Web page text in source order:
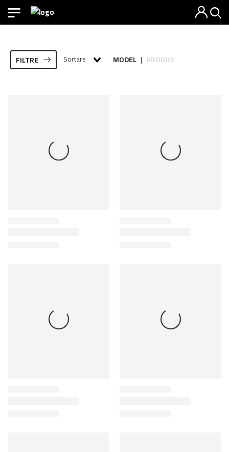
FILTRE Sortare MODEL | PRODUS